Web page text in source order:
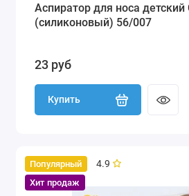
Аспиратор для носа детский
(силиконовый) 56/007
23 руб
Купить
Популярный
Хит продаж
4.9